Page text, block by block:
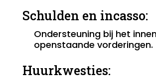
Schulden en incasso:
Ondersteuning bij het
openstaande vorderingen.
Huurkwesties: